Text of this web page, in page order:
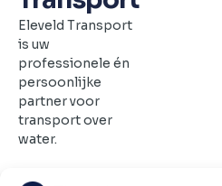
Eleveld Transport
is uw
professionele én
persoonlijke
partner voor
transport over
water.